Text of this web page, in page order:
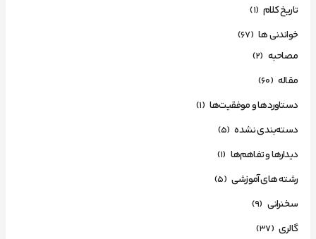
تاریخ کلام (1)
خواندنی ها (67)
مصاحبه (2)
مقاله (60)
دستاوردها و موفقیت‌ها (1)
دسته‌بندی نشده (5)
دیدارها و تفاهم‌ها (1)
رشته های آموزشی (5)
سخنرانی (9)
گالری (37)